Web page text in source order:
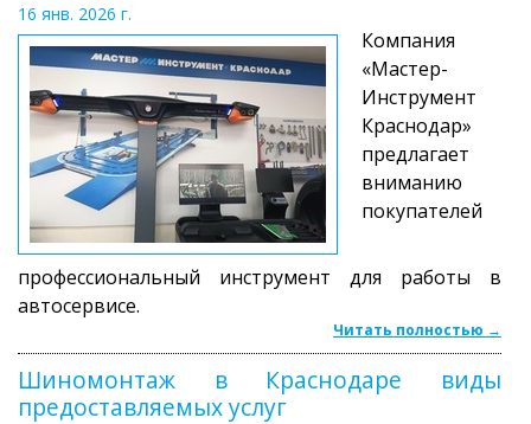
16 янв. 2026 г.
Компания
«Мастер-
Инструмент
Краснодар»
предлагает
вниманию
покупателей
профессиональный инструмент для работы в
автосервисе.
Читать полностью →
Шиномонтаж в Краснодаре виды
предоставляемых услуг